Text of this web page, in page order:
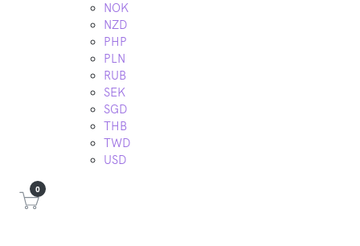
NOK
NZD
PHP
PLN
RUB
SEK
SGD
THB
TWD
USD
0